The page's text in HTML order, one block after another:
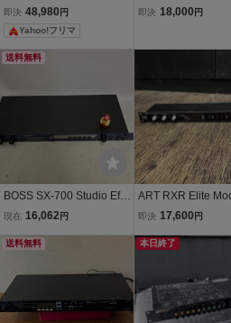
Bit ドラム 音源モジュール
サウンドモジュール アレ
シス
即決 48,980 円
Yahoo!フリマ
MULTI ECHO RE-
即決 18,000 円
送料無料
BOSS SX-700 Studio Effe
cts Processor 動作確認済
チエフェクト ラックプロ
現在 16,062 円
ART RXR Elite
Reverb リバーブ
即決 17,600 円
送料無料 本日終了